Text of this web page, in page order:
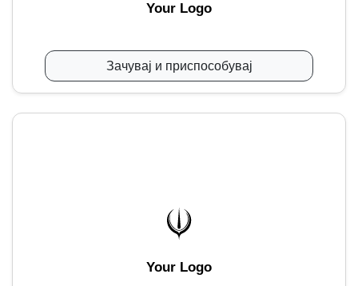
Your Logo
Зачувај и приспособувај
Your Logo